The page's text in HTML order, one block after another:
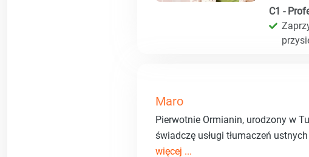
C1 -
Maro
Pierwotnie Ormianin, urodzony w
świadczę usługi tłumaczeń
więcej ...